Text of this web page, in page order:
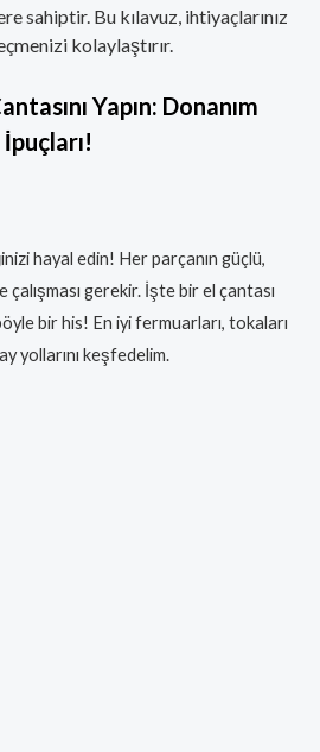
sahiptir. Bu kılavuz, ihtiyaçlarınız
kolaylaştırır.
Yapın: Donanım
hayal edin! Her parçanın güçlü,
çalışması gerekir. İşte bir el çantası
bir his! En iyi fermuarları, tokaları
yollarını keşfedelim.